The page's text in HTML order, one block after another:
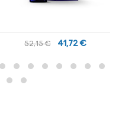
52,15 € 41,72 €